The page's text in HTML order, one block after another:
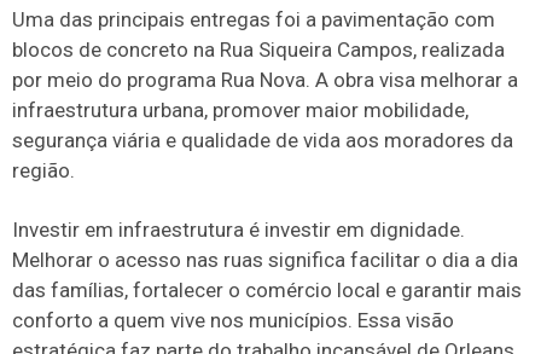
Uma das principais entregas foi a pavimentação com
blocos de concreto na Rua Siqueira Campos, realizada
por meio do programa Rua Nova. A obra visa melhorar a
infraestrutura urbana, promover maior mobilidade,
segurança viária e qualidade de vida aos moradores da
região.
Investir em infraestrutura é investir em dignidade.
Melhorar o acesso nas ruas significa facilitar o dia a dia
das famílias, fortalecer o comércio local e garantir mais
conforto a quem vive nos municípios. Essa visão